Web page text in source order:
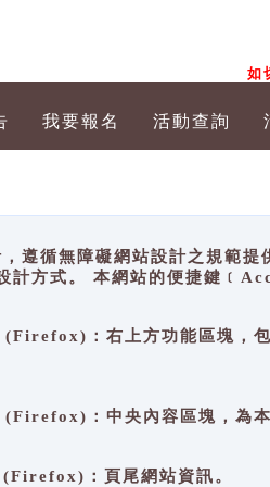
如
我要報名 活動查詢
遵循無障礙網站設計之規範
方式。 本網站的便捷鍵
：右上方功能區塊，包
：中央內容區塊，為本
：頁尾網站資訊。